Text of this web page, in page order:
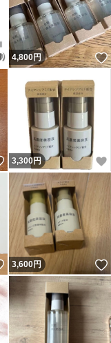
いいね！
4,800円
いいね！
3,300円
いいね！
3,600円